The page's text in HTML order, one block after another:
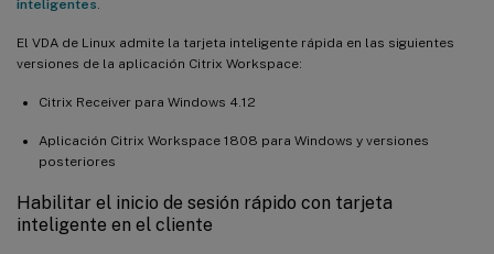
inteligentes.
El VDA de Linux admite la tarjeta inteligente rápida en las siguientes
versiones de la aplicación Citrix Workspace:
Citrix Receiver para Windows 4.12
Aplicación Citrix Workspace 1808 para Windows y versiones
posteriores
Habilitar el inicio de sesión rápido con tarjeta
inteligente en el cliente